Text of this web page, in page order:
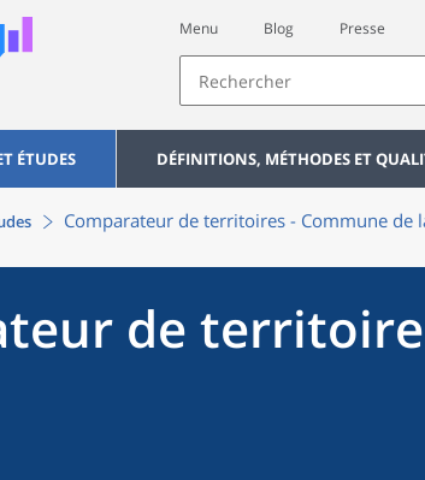
Menu Blog Presse
ÉTUDES DÉFINITIONS, MÉTHODES ET
Comparateur de territoires - Commune de
de